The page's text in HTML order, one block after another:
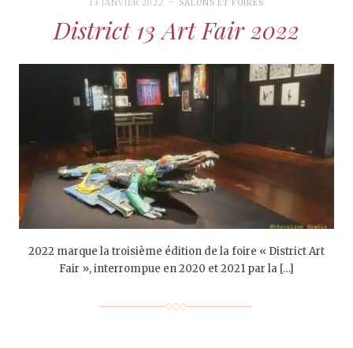
13 JANVIER 2022 SALONS ET FOIRES
District 13 Art Fair 2022
2022 marque la troisième édition de la foire « District Art
Fair », interrompue en 2020 et 2021 par la […]